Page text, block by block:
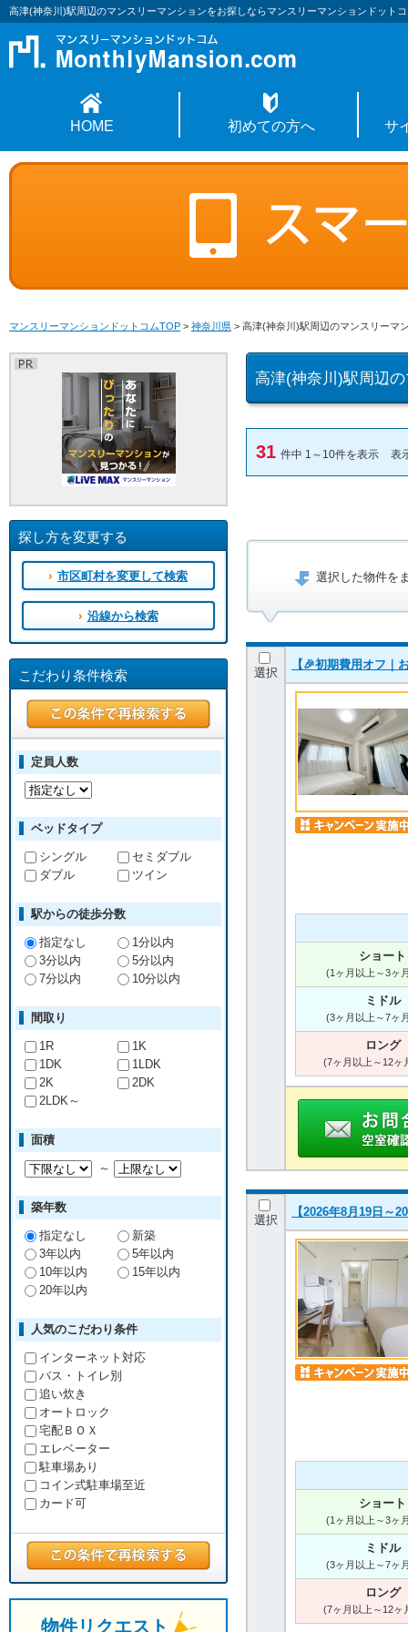
高津(神奈川)駅周辺のマンスリーマンションをお探しならマンスリーマンションドット
HOME 初めての方へ サ
マンスリーマンションドットコムTOP > 神奈川県 > 高津(神奈川)駅周辺のマンスリーマ
高津(神奈川)駅周辺
31 件中 1～10件を表示 表
選択した物件を
選択
【🎉初期費用オフ
ショート
(1ヶ月以上～3ヶ
ミドル
(3ヶ月以上～7ヶ
ロング
(7ヶ月以上～12ヶ
選択
【2026年8月19日～
ショート
(1ヶ月以上～3ヶ
ミドル
(3ヶ月以上～7ヶ
ロング
(7ヶ月以上～12ヶ
探し方を変更する
市区町村を変更して検索
沿線から検索
こだわり条件検索
定員人数
ベッドタイプ
シングル
セミダブル
ダブル
ツイン
駅からの徒歩分数
指定なし
1分以内
3分以内
5分以内
7分以内
10分以内
間取り
1R
1K
1DK
1LDK
2K
2DK
2LDK～
面積
～
築年数
指定なし
新築
3年以内
5年以内
10年以内
15年以内
20年以内
人気のこだわり条件
インターネット対応
バス・トイレ別
追い炊き
オートロック
宅配ＢＯＸ
エレベーター
駐車場あり
コイン式駐車場至近
カード可
物件リクエスト